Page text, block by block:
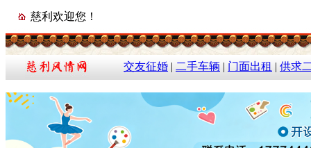
慈利欢迎您！
交友征婚 | 二手车辆 | 门面出租 | 供求